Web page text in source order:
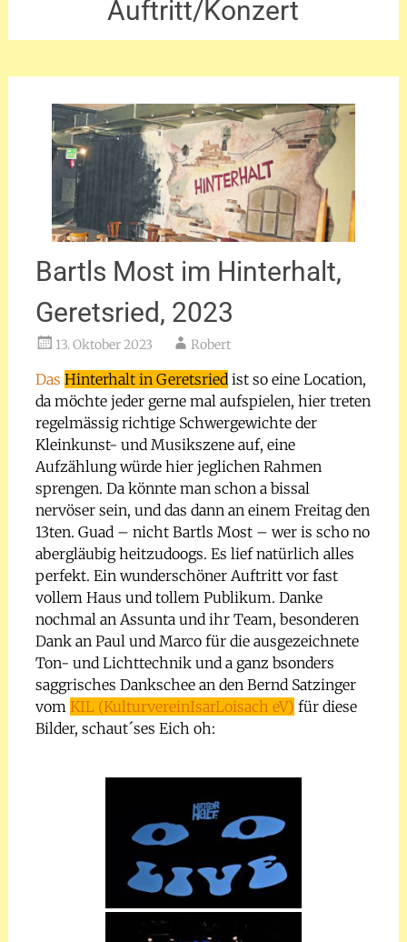
Auftritt/Konzert
Bartls Most im Hinterhalt,
Geretsried, 2023
13. Oktober 2023 Robert
Das Hinterhalt in Geretsriedist so eine Location,
da möchte jeder gerne mal aufspielen, hier treten
regelmässig richtige Schwergewichte der
Kleinkunst- und Musikszene auf, eine
Aufzählung würde hier jeglichen Rahmen
sprengen. Da könnte man schon a bissal
nervöser sein, und das dann an einem Freitag den
13ten. Guad – nicht Bartls Most – wer is scho no
abergläubig heitzudoogs. Es lief natürlich alles
perfekt. Ein wunderschöner Auftritt vor fast
vollem Haus und tollem Publikum. Danke
nochmal an Assunta und ihr Team, besonderen
Dank an Paul und Marco für die ausgezeichnete
Ton- und Lichttechnik und a ganz bsonders
saggrisches Dankschee an den Bernd Satzinger
vom KIL (KulturvereinIsarLoisach eV) für diese
Bilder, schaut´ses Eich oh: